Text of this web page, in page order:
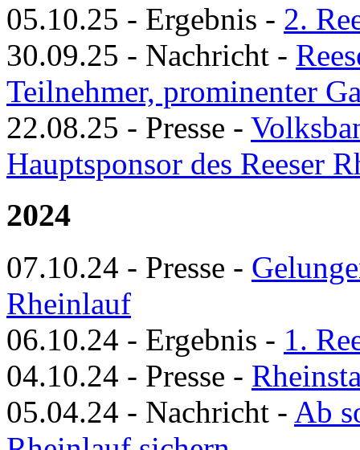
05.10.25 - Ergebnis - 2.
30.09.25 - Nachricht -
Teilnehmer, prominenter
22.08.25 - Presse -
Hauptsponsor des Reeser
2024
07.10.24 - Presse -
Rheinlauf
06.10.24 - Ergebnis - 1.
04.10.24 - Presse -
05.04.24 - Nachricht - Ab